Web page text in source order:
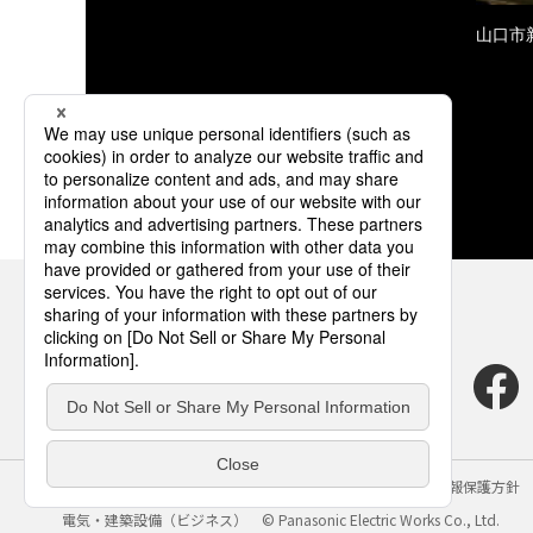
山口市
サイトのご利用にあたって クッキーポリシー
個人情報保護方針
電気・建築設備（ビジネス）
© Panasonic Electric Works Co., Ltd.